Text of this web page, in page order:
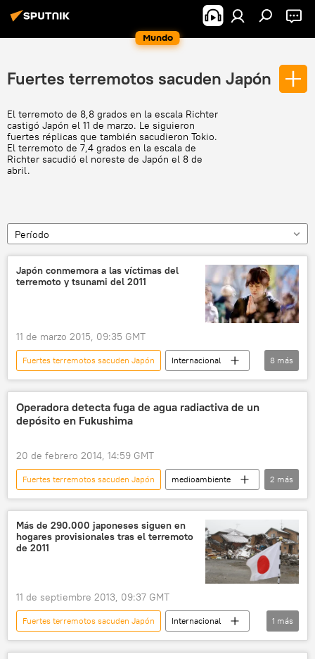
Mundo
Fuertes terremotos sacuden Japón
El terremoto de 8,8 grados en la escala Richter
castigó Japón el 11 de marzo. Le siguieron
fuertes réplicas que también sacudieron Tokio.
El terremoto de 7,4 grados en la escala de
Richter sacudió el noreste de Japón el 8 de
abril.
Período
Japón conmemora a las víctimas del
terremoto y tsunami del 2011
11 de marzo 2015, 09:35 GMT
Fuertes terremotos sacuden Japón
Internacional
📰 Accidente de Fukushima
Japón
Shinzo Abe
terremoto
tsunami
🌏 Asia
Fukushima
8 más
Operadora detecta fuga de agua radiactiva de un
depósito en Fukushima
20 de febrero 2014, 14:59 GMT
Fuertes terremotos sacuden Japón
medioambiente
sociedad
noticias
2 más
Más de 290.000 japoneses siguen en
hogares provisionales tras el terremoto
de 2011
11 de septiembre 2013, 09:37 GMT
Fuertes terremotos sacuden Japón
Internacional
noticias
1 más